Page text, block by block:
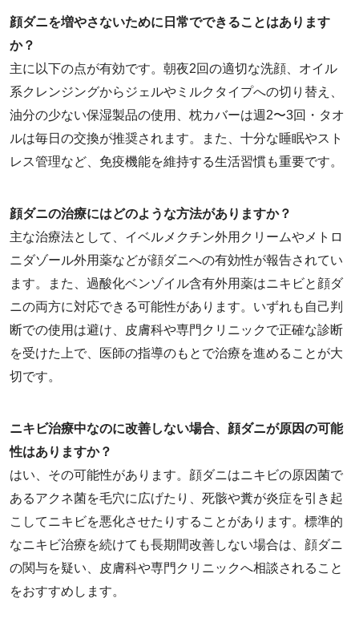
顔ダニを増やさないために日常でできることはあります
か？
主に以下の点が有効です。朝夜2回の適切な洗顔、オイル
系クレンジングからジェルやミルクタイプへの切り替え、
油分の少ない保湿製品の使用、枕カバーは週2〜3回・タオ
ルは毎日の交換が推奨されます。また、十分な睡眠やスト
レス管理など、免疫機能を維持する生活習慣も重要です。
顔ダニの治療にはどのような方法がありますか？
主な治療法として、イベルメクチン外用クリームやメトロ
ニダゾール外用薬などが顔ダニへの有効性が報告されてい
ます。また、過酸化ベンゾイル含有外用薬はニキビと顔ダ
ニの両方に対応できる可能性があります。いずれも自己判
断での使用は避け、皮膚科や専門クリニックで正確な診断
を受けた上で、医師の指導のもとで治療を進めることが大
切です。
ニキビ治療中なのに改善しない場合、顔ダニが原因の可能
性はありますか？
はい、その可能性があります。顔ダニはニキビの原因菌で
あるアクネ菌を毛穴に広げたり、死骸や糞が炎症を引き起
こしてニキビを悪化させたりすることがあります。標準的
なニキビ治療を続けても長期間改善しない場合は、顔ダニ
の関与を疑い、皮膚科や専門クリニックへ相談されること
をおすすめします。